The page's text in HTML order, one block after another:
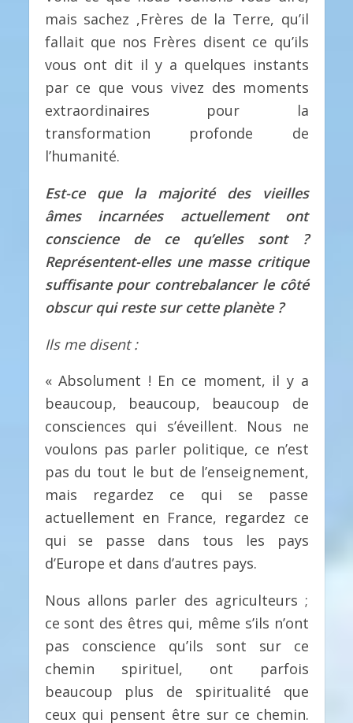
mais sachez ,Frères de la Terre, qu’il
fallait que nos Frères disent ce qu’ils
vous ont dit il y a quelques instants
par ce que vous vivez des moments
extraordinaires pour la
transformation profonde de
l’humanité.
Est-ce que la majorité des vieilles
âmes incarnées actuellement ont
conscience de ce qu’elles sont ?
Représentent-elles une masse critique
suffisante pour contrebalancer le côté
obscur qui reste sur cette planète ?
Ils me disent :
« Absolument ! En ce moment, il y a
beaucoup, beaucoup, beaucoup de
consciences qui s’éveillent. Nous ne
voulons pas parler politique, ce n’est
pas du tout le but de l’enseignement,
mais regardez ce qui se passe
actuellement en France, regardez ce
qui se passe dans tous les pays
d’Europe et dans d’autres pays.
Nous allons parler des agriculteurs ;
ce sont des êtres qui, même s’ils n’ont
pas conscience qu’ils sont sur ce
chemin spirituel, ont parfois
beaucoup plus de spiritualité que
ceux qui pensent être sur ce chemin.